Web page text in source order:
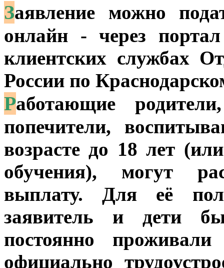
Заявление можно
онлайн - через
клиентских службах
России по
Работающие
попечители,
возрасте до 18 лет
обучения), могут
выплату. Для её
заявитель и дети
постоянно
официально